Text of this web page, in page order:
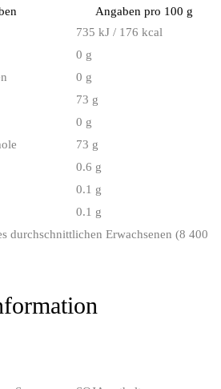
Angaben pro 100 g
735 kJ / 176 kcal
0 g
0 g
73 g
0 g
73 g
0.6 g
0.1 g
0.1 g
durchschnittlichen Erwachsenen (8 400